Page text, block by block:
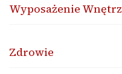
Wyposażenie Wnętrz
Zdrowie